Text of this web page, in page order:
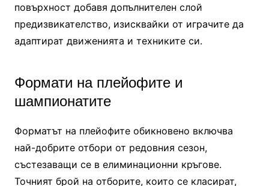
повърхност добавя допълнителен слой
предизвикателство, изисквайки от играчите да
адаптират движенията и техниките си.
Формати на плейофите и
шампионатите
Форматът на плейофите обикновено включва
най-добрите отбори от редовния сезон,
състезаващи се в елиминационни кръгове.
Точният брой на отборите, които се класират,